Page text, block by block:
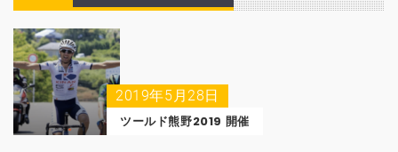
2019年5月28日
ツールド熊野2019 開催